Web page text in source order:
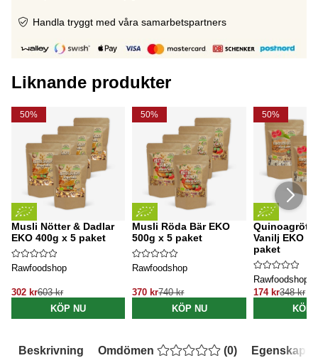
Handla tryggt med våra samarbetspartners
Liknande produkter
50%
Musli Nötter & Dadlar
EKO 400g x 5 paket
Rawfoodshop
302 kr603 kr
KÖP NU
50%
Musli Röda Bär EKO
500g x 5 paket
Rawfoodshop
370 kr740 kr
KÖP NU
50%
Quinoagröt
Vanilj EKO
paket
Rawfoodshop
174 kr348 kr
KÖP
Beskrivning Omdömen (0) Egenskaper